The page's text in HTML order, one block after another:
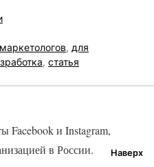
, для
, статья
Наверх
Facebook и Instagram,
в России.